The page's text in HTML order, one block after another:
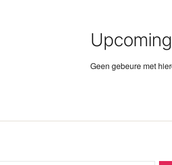
Geen gebeure met